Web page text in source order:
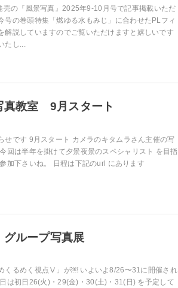
売の『風景写真』2025年9-10月号で記事掲載いただ
号の巻頭特集「燃ゆる水もみじ」に合わせたPLフィ
解説していますのでご覧いただけますと嬉しいです
たし...
教室 9月スタート
せです 9月スタート カメラのキタムラさん主催の写
回は半年を掛けて夕景夜景のスペシャリスト を目指
加下さいね。 日程は下記のurl にあります
ループ写真展
くるめく視点Ⅴ」が￼ いよいよ8/26〜31に開催され
は初日26(火)・29(金)・30(土)・31(日) を予定して